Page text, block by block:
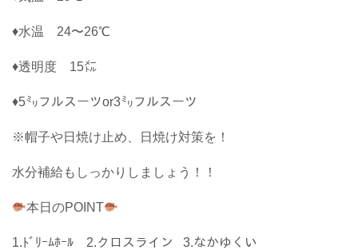
♦水温 24〜26℃
♦透明度 15㍍
♦5㍉フルスーツor3㍉フルスーツ
※帽子や日焼け止め、日焼け対策を！
水分補給もしっかりしましょう！！
本日のPOINT
1.ﾄﾞﾘｰﾑﾎｰﾙ 2.クロスライン 3.なかゆくい